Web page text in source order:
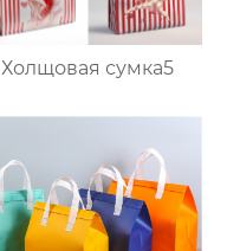
Холщовая сумка5